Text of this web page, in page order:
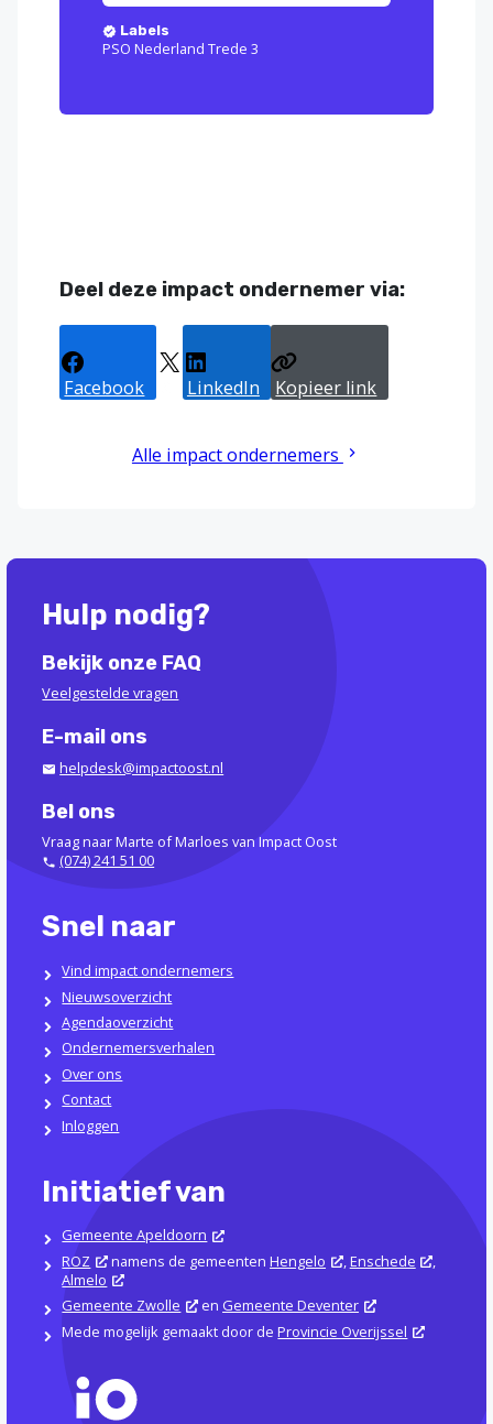
Labels
PSO Nederland Trede 3
Deel deze impact ondernemer via:
Facebook LinkedIn Kopieer link
Alle impact ondernemers
Hulp nodig?
Bekijk onze FAQ
Veelgestelde vragen
E-mail ons
helpdesk@impactoost.nl
Bel ons
Vraag naar Marte of Marloes van Impact Oost
(074) 241 51 00
Snel naar
Vind impact ondernemers
Nieuwsoverzicht
Agendaoverzicht
Ondernemersverhalen
Over ons
Contact
Inloggen
Initiatief van
Gemeente Apeldoorn
ROZ
namens de gemeentenHengelo ,Enschede
,
Almelo
Gemeente Zwolle
en Gemeente Deventer
Mede mogelijk gemaakt door deProvincie Overijssel